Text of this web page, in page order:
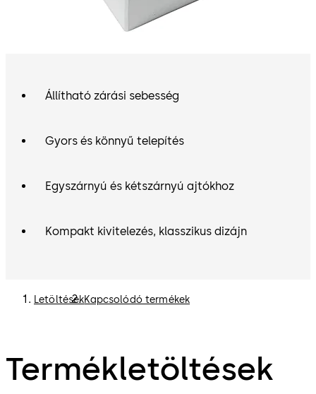
Állítható zárási sebesség
Gyors és könnyű telepítés
Egyszárnyú és kétszárnyú ajtókhoz
Kompakt kivitelezés, klasszikus dizájn
LetöltésekKapcsolódó termékek
Termékletöltések